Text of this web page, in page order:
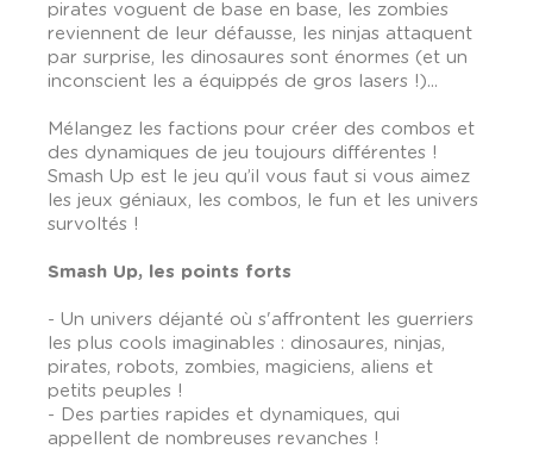
pirates voguent de base en base, les zombies
reviennent de leur défausse, les ninjas attaquent
par surprise, les dinosaures sont énormes (et un
inconscient les a équippés de gros lasers !)...
Mélangez les factions pour créer des combos et
des dynamiques de jeu toujours différentes !
Smash Up est le jeu qu’il vous faut si vous aimez
les jeux géniaux, les combos, le fun et les univers
survoltés !
Smash Up, les points forts
- Un univers déjanté où s'affrontent les guerriers
les plus cools imaginables : dinosaures, ninjas,
pirates, robots, zombies, magiciens, aliens et
petits peuples !
- Des parties rapides et dynamiques, qui
appellent de nombreuses revanches !